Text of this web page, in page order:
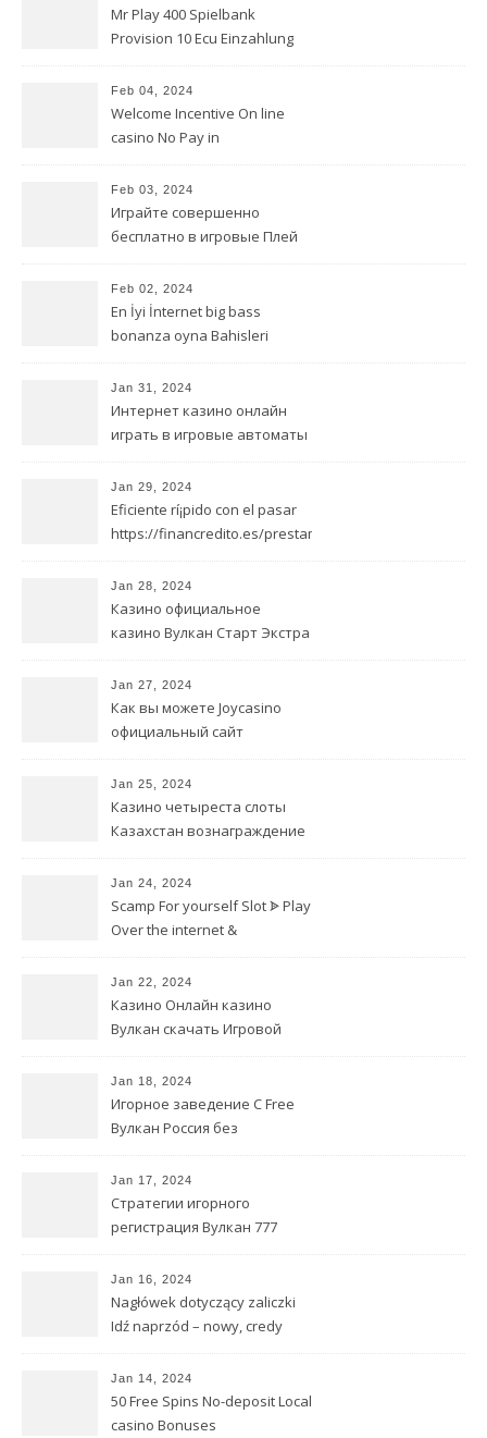
Mr Play 400 Spielbank
Provision 10 Ecu Einzahlung
Feb 04, 2024
Welcome Incentive On line
casino No Pay in
Feb 03, 2024
Играйте совершенно
бесплатно в игровые Плей
деньги автоматы от
игорного заведения онлайн
Feb 02, 2024
En İyi İnternet big bass
bonanza oyna Bahisleri
Jan 31, 2024
Интернет казино онлайн
играть в игровые автоматы
Benefit
Jan 29, 2024
Eficiente rí¡pido con el pasar
https://financredito.es/prestamos-
préstamos de aplicaciones
Jan 28, 2024
Казино официальное
казино Вулкан Старт Экстра
Jan 27, 2024
Как вы можете Joycasino
официальный сайт
онлайн-игрой в казино
Jan 25, 2024
Казино четыреста слоты
Казахстан вознаграждение
Jan 24, 2024
Scamp For yourself Slot ᗎ Play
Over the internet &
Jan 22, 2024
Казино Онлайн казино
Вулкан скачать Игровой
Jan 18, 2024
Игорное заведение С Free
Вулкан Россия без
Первого взноса
Jan 17, 2024
Стратегии игорного
регистрация Вулкан 777
Блэкджек
Jan 16, 2024
Nagłówek dotyczący zaliczki
Idź naprzód – nowy, credy
pożyczkobiorców pracujących
w domu
Jan 14, 2024
50 Free Spins No-deposit Local
casino Bonuses